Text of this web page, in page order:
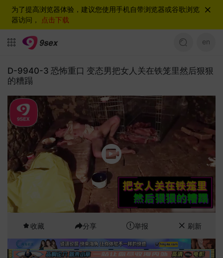
为了提高浏览器体验，建议您使用手机自带浏览器或谷歌浏览
器访问， 点击下载
en
D-9940-3 恐怖重口 变态男把女人关在铁笼里然后狠狠
的糟蹋
收藏 分享 举报 刷新